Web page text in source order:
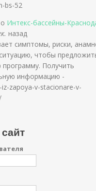
bs-52
Интекс-бассейны-
назад
симптомы, риски,
чтобы
Получить
информацию -
zapoya-v-stacionare-v-